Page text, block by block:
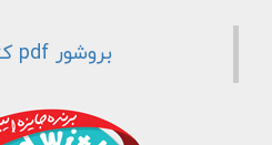
بروشور pdf کتاب تاک